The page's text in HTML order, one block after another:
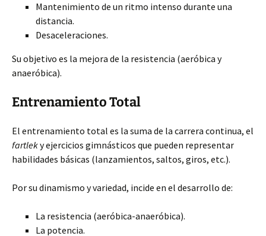
Mantenimiento de un ritmo intenso durante una
distancia.
Desaceleraciones.
Su objetivo es la mejora de la resistencia (aeróbica y
anaeróbica).
Entrenamiento Total
El entrenamiento total es la suma de la carrera continua, el
fartleky ejercicios gimnásticos que pueden representar
habilidades básicas (lanzamientos, saltos, giros, etc.).
Por su dinamismo y variedad, incide en el desarrollo de:
La resistencia (aeróbica-anaeróbica).
La potencia.